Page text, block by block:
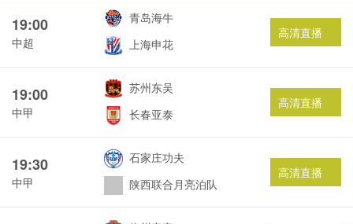
19:00
中超
青岛海牛
上海申花
高清直播
19:00
中甲
苏州东吴
长春亚泰
高清直播
19:30
中甲
石家庄功夫
陕西联合月亮泊队
高清直播